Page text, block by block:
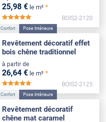
25,98 € le m² *
BOIS2-2120
Confort Pose Intérieure
Revêtement décoratif effet
bois chêne traditionnel
à partir de
26,64 € le m² *
BOIS2-2125
Confort Pose Intérieure
Revêtement décoratif
chêne mat caramel